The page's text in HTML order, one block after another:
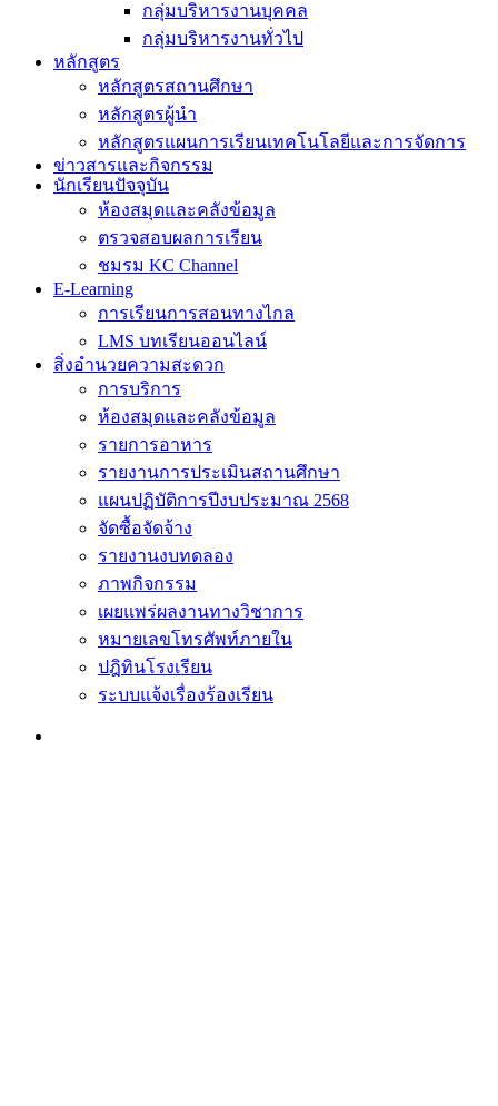
กลุ่มบริหารงานบุคคล
กลุ่มบริหารงานทั่วไป
หลักสูตร
หลักสูตรสถานศึกษา
หลักสูตรผู้นำ
หลักสูตรแผนการเรียนเทคโนโลยีและการจัดการ
ข่าวสารและกิจกรรม
นักเรียนปัจจุบัน
ห้องสมุดและคลังข้อมูล
ตรวจสอบผลการเรียน
ชมรม KC Channel
E-Learning
การเรียนการสอนทางไกล
LMS บทเรียนออนไลน์
สิ่งอำนวยความสะดวก
การบริการ
ห้องสมุดและคลังข้อมูล
รายการอาหาร
รายงานการประเมินสถานศึกษา
แผนปฏิบัติการปีงบประมาณ 2568
จัดซื้อจัดจ้าง
รายงานงบทดลอง
ภาพกิจกรรม
เผยแพร่ผลงานทางวิชาการ
หมายเลขโทรศัพท์ภายใน
ปฎิทินโรงเรียน
ระบบแจ้งเรื่องร้องเรียน